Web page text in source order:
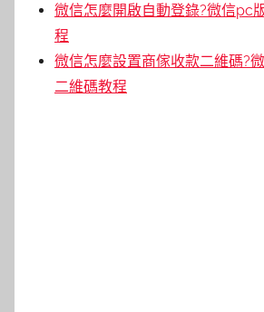
微信怎麼開啟自動登錄?微信pc
程
微信怎麼設置商傢收款二維碼?
二維碼教程